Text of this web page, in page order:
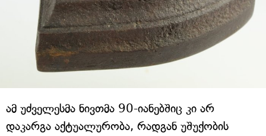
ამ უძველესმა ნივთმა 90-იანებშიც კი არ
დაკარგა აქტუალურობა, რადგან უშუქობის